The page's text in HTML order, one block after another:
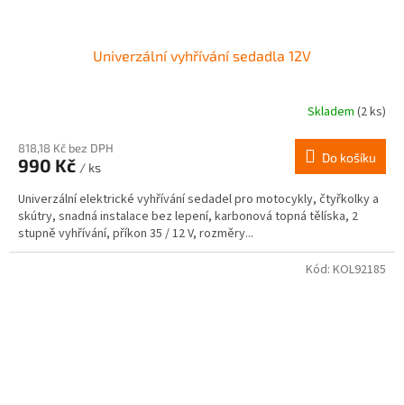
Univerzální vyhřívání sedadla 12V
Skladem (2 ks)
818,18 Kč bez DPH
990 Kč / ks
Do košíku
Univerzální elektrické vyhřívání sedadel pro motocykly, čtyřkolky a
skútry, snadná instalace bez lepení, karbonová topná tělíska, 2
stupně vyhřívání, příkon 35 / 12 V, rozměry...
Kód: KOL92185